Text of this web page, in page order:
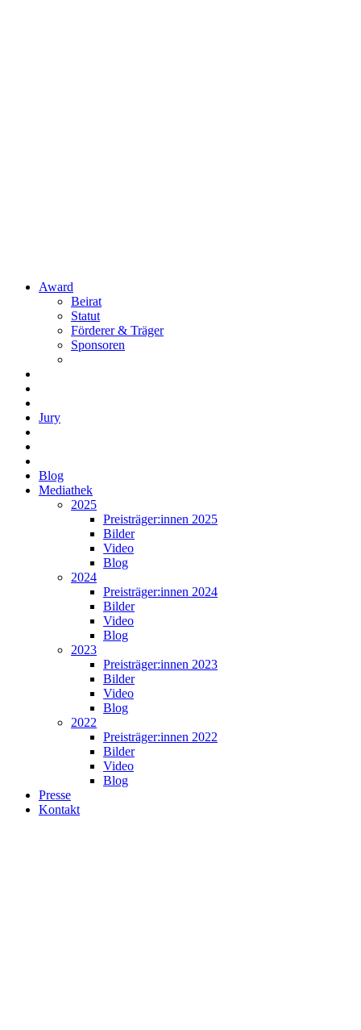
Award
Beirat
Statut
Förderer & Träger
Sponsoren
Jury
Blog
Mediathek
2025
Preisträger:innen 2025
Bilder
Video
Blog
2024
Preisträger:innen 2024
Bilder
Video
Blog
2023
Preisträger:innen 2023
Bilder
Video
Blog
2022
Preisträger:innen 2022
Bilder
Video
Blog
Presse
Kontakt